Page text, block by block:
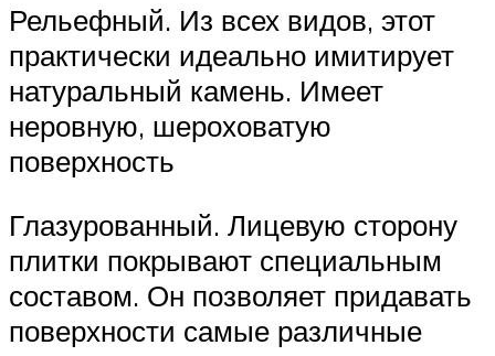
Рельефный. Из всех видов, этот
практически идеально имитирует
натуральный камень. Имеет
неровную, шероховатую
поверхность
Глазурованный. Лицевую сторону
плитки покрывают специальным
составом. Он позволяет придавать
поверхности самые различные